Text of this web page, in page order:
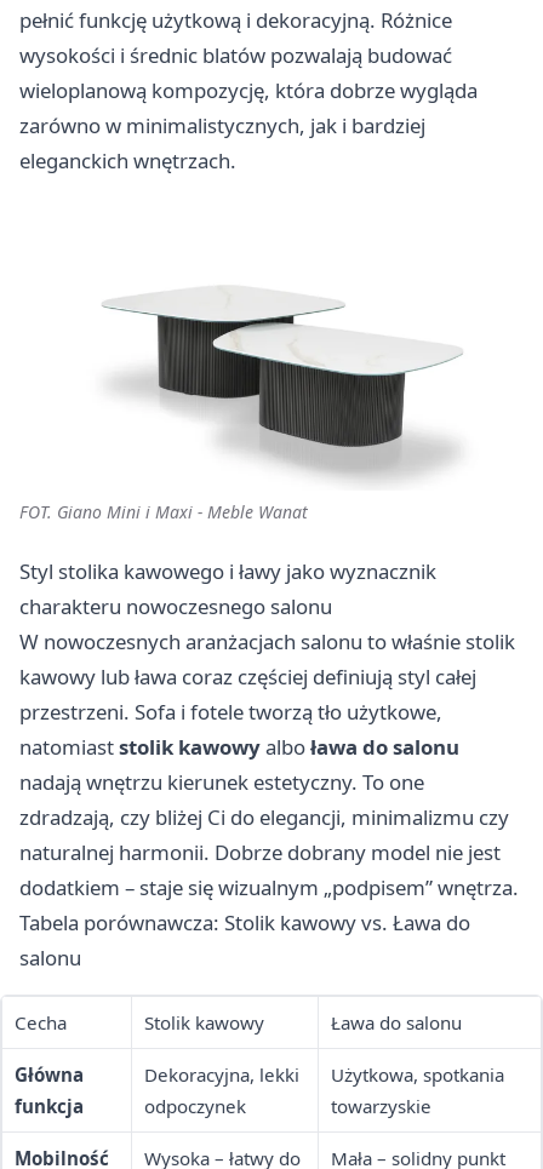
pełnić funkcję użytkową i dekoracyjną. Różnice
wysokości i średnic blatów pozwalają budować
wieloplanową kompozycję, która dobrze wygląda
zarówno w minimalistycznych, jak i bardziej
eleganckich wnętrzach.
FOT. Giano Mini i Maxi - Meble Wanat
Styl stolika kawowego i ławy jako wyznacznik
charakteru nowoczesnego salonu
W nowoczesnych aranżacjach salonu to właśnie stolik
kawowy lub ława coraz częściej definiują styl całej
przestrzeni. Sofa i fotele tworzą tło użytkowe,
natomiaststolik kawowyalboława do salonu
nadają wnętrzu kierunek estetyczny. To one
zdradzają, czy bliżej Ci do elegancji, minimalizmu czy
naturalnej harmonii. Dobrze dobrany model nie jest
dodatkiem – staje się wizualnym „podpisem” wnętrza.
Tabela porównawcza: Stolik kawowy vs. Ława do
salonu
Cecha Stolik kawowy Ława do salonu
Główna
funkcja
Dekoracyjna, lekki
odpoczynek
Użytkowa, spotkania
towarzyskie
Mobilność Wysoka – łatwy do Mała – solidny punkt